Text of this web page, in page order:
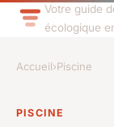
Votre guide
écologique
Accueil›Piscine
PISCINE